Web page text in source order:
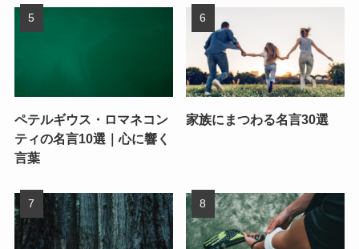
ペテルギウス・ロマネコン
ティの名言10選｜心に響く
言葉
家族にまつわる名言30選